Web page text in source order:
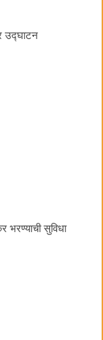
उद्घाटन
भरण्याची सुविधा